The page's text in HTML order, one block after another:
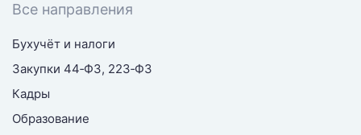
Все направления
Бухучёт и налоги
Закупки 44‑ФЗ, 223‑ФЗ
Кадры
Образование